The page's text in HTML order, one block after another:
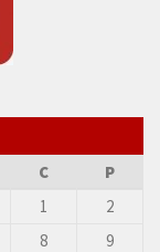
C
P
1
2
8
9